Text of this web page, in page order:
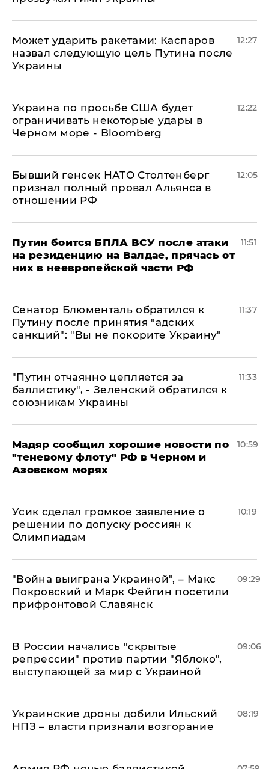
Может ударить ракетами: Каспаров
назвал следующую цель Путина после
Украины
12:27
Украина по просьбе США будет
ограничивать некоторые удары в
Черном море - Bloomberg
12:22
Бывший генсек НАТО Столтенберг
признал полный провал Альянса в
отношении РФ
12:05
Путин боится БПЛА ВСУ после атаки
на резиденцию на Валдае, прячась от
них в неевропейской части РФ
11:51
Сенатор Блюменталь обратился к
Путину после принятия "адских
санкций": "Вы не покорите Украину"
11:37
"Путин отчаянно цепляется за
баллистику", - Зеленский обратился к
союзникам Украины
11:33
Мадяр сообщил хорошие новости по
"теневому флоту" РФ в Черном и
Азовском морях
10:59
Усик сделал громкое заявление о
решении по допуску россиян к
Олимпиадам
10:19
"Война выиграна Украиной", – Макс
Покровский и Марк Фейгин посетили
прифронтовой Славянск
09:29
В России начались "скрытые
репрессии" против партии "Яблоко",
выступающей за мир с Украиной
09:06
Украинские дроны добили Ильский
НПЗ – власти признали возгорание
08:19